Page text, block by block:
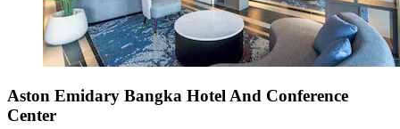
Aston Emidary Bangka Hotel And Conference
Center